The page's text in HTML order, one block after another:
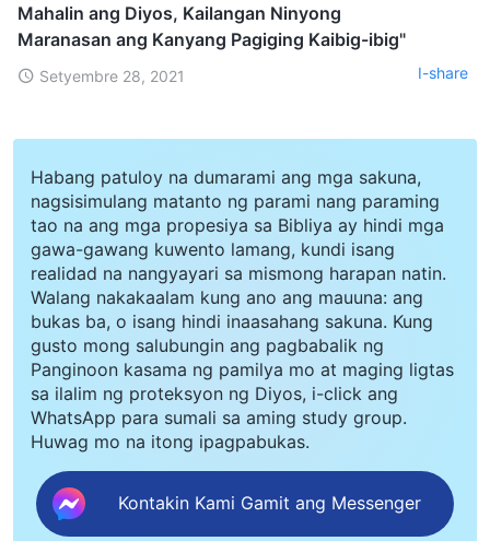
Mahalin ang Diyos, Kailangan Ninyong
Maranasan ang Kanyang Pagiging Kaibig-ibig"
Setyembre 28, 2021 I-share
Habang patuloy na dumarami ang mga sakuna,
nagsisimulang matanto ng parami nang paraming
tao na ang mga propesiya sa Bibliya ay hindi mga
gawa-gawang kuwento lamang, kundi isang
realidad na nangyayari sa mismong harapan natin.
Walang nakakaalam kung ano ang mauuna: ang
bukas ba, o isang hindi inaasahang sakuna. Kung
gusto mong salubungin ang pagbabalik ng
Panginoon kasama ng pamilya mo at maging ligtas
sa ilalim ng proteksyon ng Diyos, i-click ang
WhatsApp para sumali sa aming study group.
Huwag mo na itong ipagpabukas.
Kontakin Kami Gamit ang Messenger